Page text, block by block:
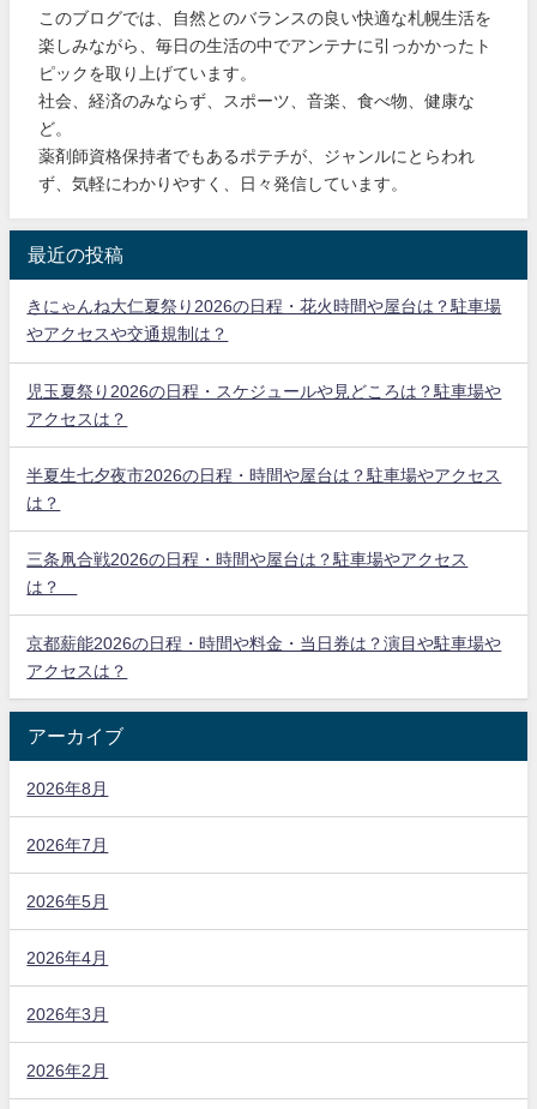
このブログでは、自然とのバランスの良い快適な札幌生活を
楽しみながら、毎日の生活の中でアンテナに引っかかったト
ピックを取り上げています。
社会、経済のみならず、スポーツ、音楽、食べ物、健康な
ど。
薬剤師資格保持者でもあるポテチが、ジャンルにとらわれ
ず、気軽にわかりやすく、日々発信しています。
最近の投稿
きにゃんね大仁夏祭り2026の日程・花火時間や屋台は？駐車場
やアクセスや交通規制は？
児玉夏祭り2026の日程・スケジュールや見どころは？駐車場や
アクセスは？
半夏生七夕夜市2026の日程・時間や屋台は？駐車場やアクセス
は？
三条凧合戦2026の日程・時間や屋台は？駐車場やアクセス
は？
京都薪能2026の日程・時間や料金・当日券は？演目や駐車場や
アクセスは？
アーカイブ
2026年8月
2026年7月
2026年5月
2026年4月
2026年3月
2026年2月